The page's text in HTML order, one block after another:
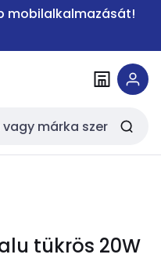
mobilalkalmazását!
tükrös 20W